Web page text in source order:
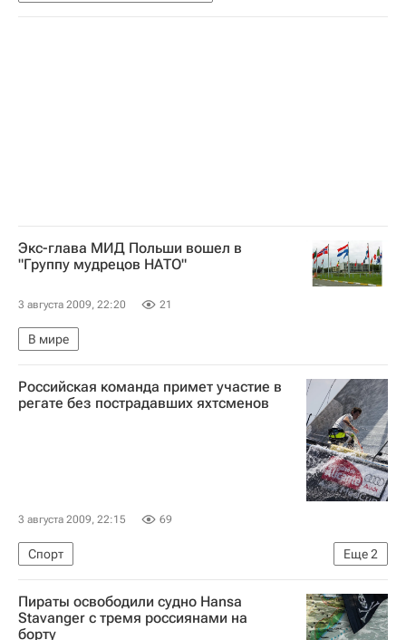
Экс-глава МИД Польши вошел в
"Группу мудрецов НАТО"
3 августа 2009, 22:20 21
В мире
Российская команда примет участие в
регате без пострадавших яхтсменов
3 августа 2009, 22:15 69
Еще2
Спорт
Избиение российских яхтсменов испанской полицией
Суд над российскими яхтсменами в Испании
Пираты освободили судно Hansa
Stavanger с тремя россиянами на
борту